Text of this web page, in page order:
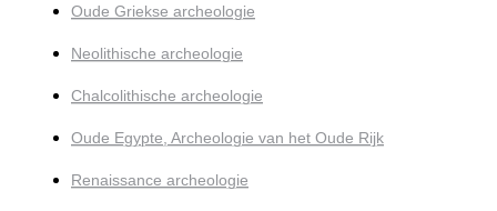
Oude Griekse archeologie
Neolithische archeologie
Chalcolithische archeologie
Oude Egypte, Archeologie van het Oude Rijk
Renaissance archeologie